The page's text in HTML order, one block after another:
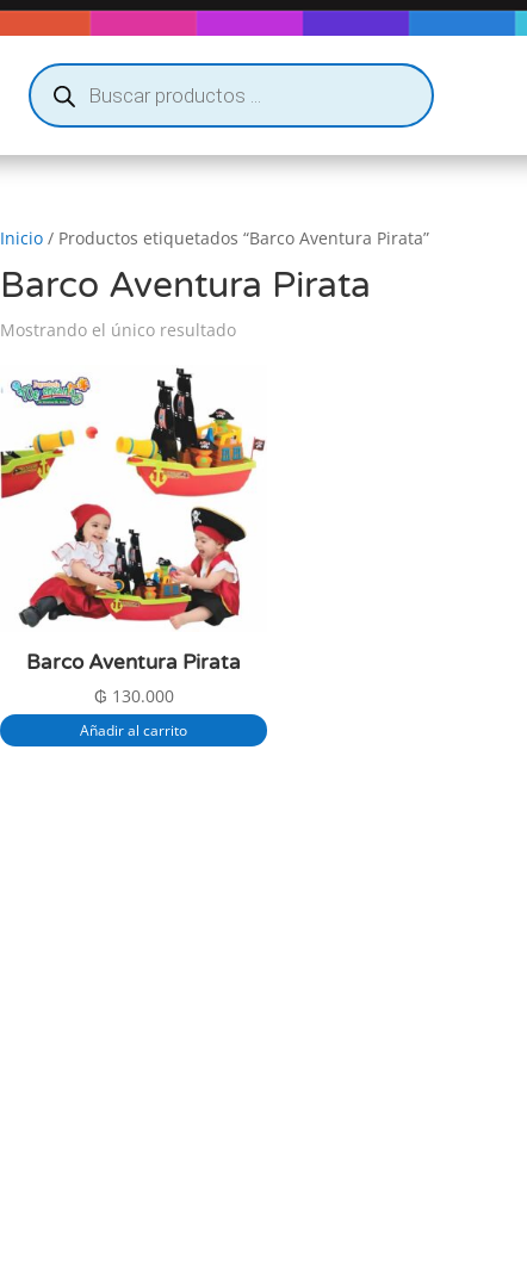
Búsqueda
de
productos
Inicio/ Productos etiquetados “Barco Aventura Pirata”
Barco Aventura Pirata
Mostrando el único resultado
Barco Aventura Pirata
₲ 130.000
Añadir al carrito